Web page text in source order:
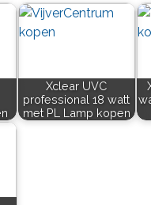
Xclear UVC
professional 18 watt
met PL Lamp kopen